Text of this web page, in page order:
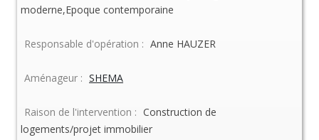
moderne,Epoque contemporaine
Responsable d'opération : Anne HAUZER
Aménageur : SHEMA
Raison de l'intervention : Construction de
logements/projet immobilier